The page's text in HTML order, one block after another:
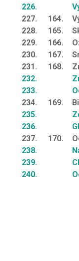
226.
227.
228.
229.
230.
231.
232.
233.
234.
235.
236.
237.
238.
239.
240.
164.
165.
166.
167.
168.
169.
170.